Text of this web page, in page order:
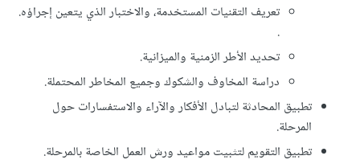
تعريف التقنيات المستخدمة، والاختبار الذي يتعين إجراؤه.
.
تحديد الأطر الزمنية والميزانية.
دراسة المخاوف والشكوك وجميع المخاطر المحتملة.
تطبيق المحادثة لتبادل الأفكار والآراء والاستفسارات حول
المرحلة.
تطبيق التقويم لتثبيت مواعيد ورش العمل الخاصة بالمرحلة.